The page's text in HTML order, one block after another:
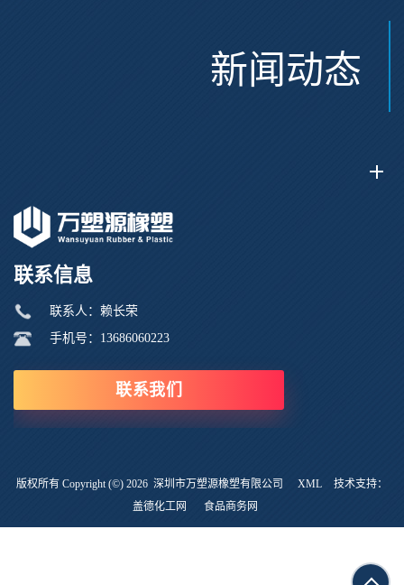
新闻动态
联系信息
联系人：赖长荣
手机号：13686060223
联系我们
版权所有 Copyright (©) 2026 深圳市万塑源橡塑有限公司 XML
技术支持：
盖德化工网
食品商务网